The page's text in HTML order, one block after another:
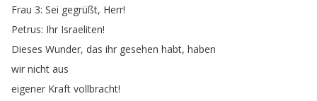
Frau 3: Sei gegrüßt, Herr!
Petrus: Ihr Israeliten!
Dieses Wunder, das ihr gesehen habt, haben
wir nicht aus
eigener Kraft vollbracht!